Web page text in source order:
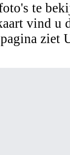
te
vind
ziet